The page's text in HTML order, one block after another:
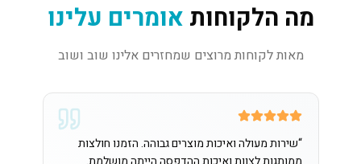
מה הלקוחות אומרים עלינו
מאות לקוחות מרוצים שמחזרים אלינו שוב ושוב
“שירות מעולה ואיכות מוצרים גבוהה. הזמנו חולצות